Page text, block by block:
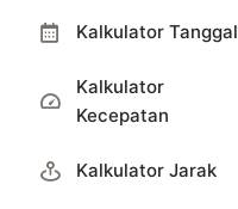
Kalkulator Tanggal
Kalkulator
Kecepatan
Kalkulator Jarak